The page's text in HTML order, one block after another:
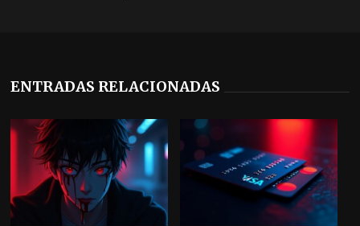
ENTRADAS RELACIONADAS